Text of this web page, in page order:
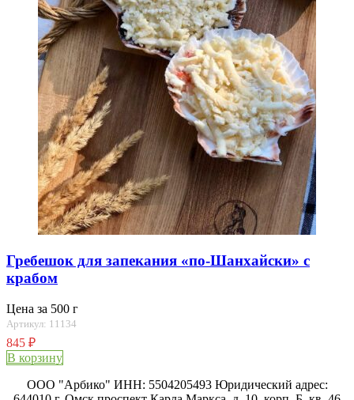
Гребешок для запекания «по-Шанхайски» с
крабом
Цена за 500 г
Артикул: 11134
845 ₽
В корзину
ООО "Арбико" ИНН: 5504205493 Юридический адрес: